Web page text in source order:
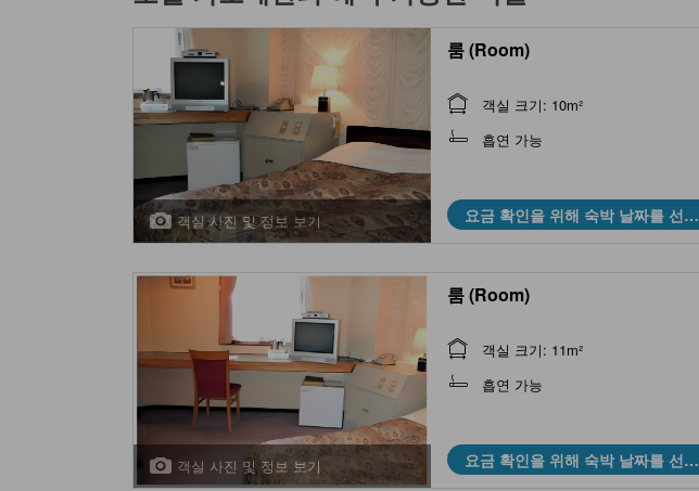
객실 사진 및 정보 보기
룸 (Room)
객실 크기: 10m²
흡연 가능
요금 확인을 위해 숙박 날짜를 선택
하세요
객실 사진 및 정보 보기
룸 (Room)
객실 크기: 11m²
흡연 가능
요금 확인을 위해 숙박 날짜를 선택
하세요